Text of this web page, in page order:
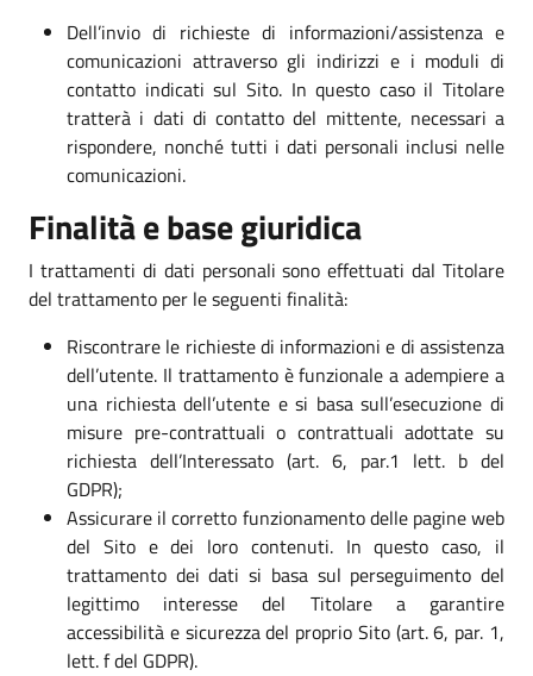
Dell’invio di richieste di informazioni/assistenza e
comunicazioni attraverso gli indirizzi e i moduli di
contatto indicati sul Sito. In questo caso il Titolare
tratterà i dati di contatto del mittente, necessari a
rispondere, nonché tutti i dati personali inclusi nelle
comunicazioni.
Finalità e base giuridica
I trattamenti di dati personali sono effettuati dal Titolare
del trattamento per le seguenti finalità:
Riscontrare le richieste di informazioni e di assistenza
dell’utente. Il trattamento è funzionale a adempiere a
una richiesta dell’utente e si basa sull’esecuzione di
misure pre-contrattuali o contrattuali adottate su
richiesta dell’Interessato (art. 6, par.1 lett. b del
GDPR);
Assicurare il corretto funzionamento delle pagine web
del Sito e dei loro contenuti. In questo caso, il
trattamento dei dati si basa sul perseguimento del
legittimo interesse del Titolare a garantire
accessibilità e sicurezza del proprio Sito (art. 6, par. 1,
lett. f del GDPR).